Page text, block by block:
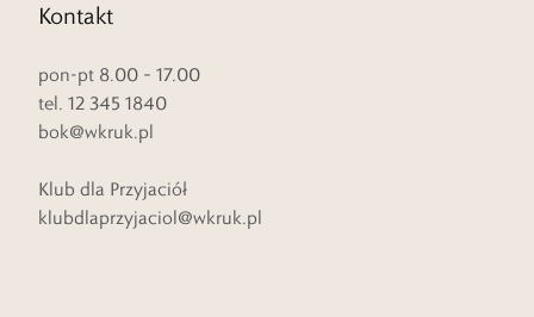
Kontakt
pon-pt 8.00 – 17.00
tel. 12 345 1840
bok@wkruk.pl
Klub dla Przyjaciół
klubdlaprzyjaciol@wkruk.pl